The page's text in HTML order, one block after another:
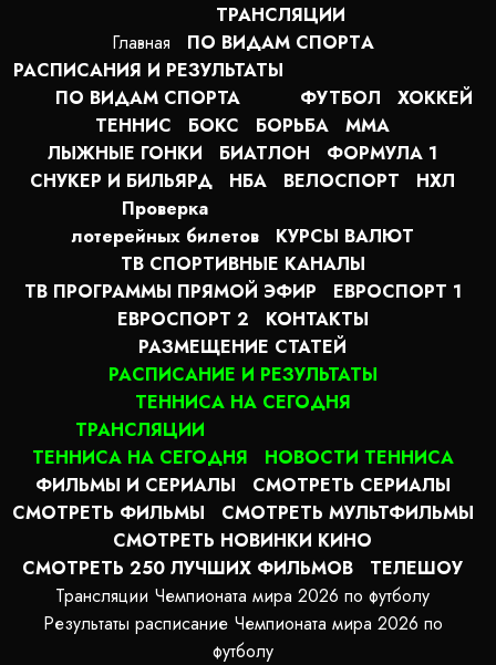
Главная
ТРАНСЛЯЦИИ
ПО ВИДАМ СПОРТA
РАСПИСАНИЯ И РЕЗУЛЬТАТЫ
ПО ВИДАМ СПОРТА
ФУТБОЛ
ХОККЕЙ
ТЕННИС
БОКС БОРЬБА
MMA
ЛЫЖНЫЕ ГОНКИ
БИАТЛОН
ФОРМУЛА 1
СНУКЕР И БИЛЬЯРД
НБА ВЕЛОСПОРТ
НХЛ
Проверка
лотерейных билетов
КУРСЫ ВАЛЮТ
ТВ СПОРТИВНЫЕ КАНАЛЫ
ТВ ПРОГРАММЫ ПРЯМОЙ ЭФИР
ЕВРОСПОРТ 1
ЕВРОСПОРТ 2
КОНТАКТЫ
РАЗМЕЩЕНИЕ СТАТЕЙ
РАСПИСАНИЕ И РЕЗУЛЬТАТЫ
ТЕННИСА НА СЕГОДНЯ
ТРАНСЛЯЦИИ
ТЕННИСА НА СЕГОДНЯ
НОВОСТИ ТЕННИСА
ФИЛЬМЫ И СЕРИАЛЫ
СМОТРЕТЬ СЕРИАЛЫ
СМОТРЕТЬ ФИЛЬМЫ
СМОТРЕТЬ МУЛЬТФИЛЬМЫ
СМОТРЕТЬ НОВИНКИ КИНО
СМОТРЕТЬ 250 ЛУЧШИХ ФИЛЬМОВ
ТЕЛЕШОУ
Трансляции Чемпионата мира 2026 по футболу
Результаты расписание Чемпионата мира 2026 по
футболу